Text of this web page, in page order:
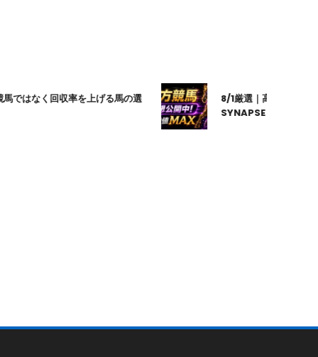
なく回収率を上げる馬の選
8/1厳選｜高知10R｜20:20
SYNAPSE｜シナプス｜地